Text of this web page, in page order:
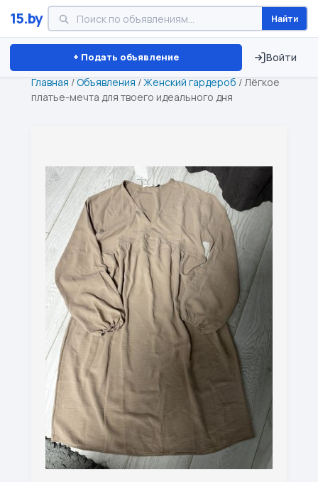
15.by Найти
+ Подать объявление Войти
Минск Витебск Брест ⏱ ТОЛЬКО 15 ДНЕЙ
Главная /Объявления /Женский гардероб /Лёгкое
платье-мечта для твоего идеального дня